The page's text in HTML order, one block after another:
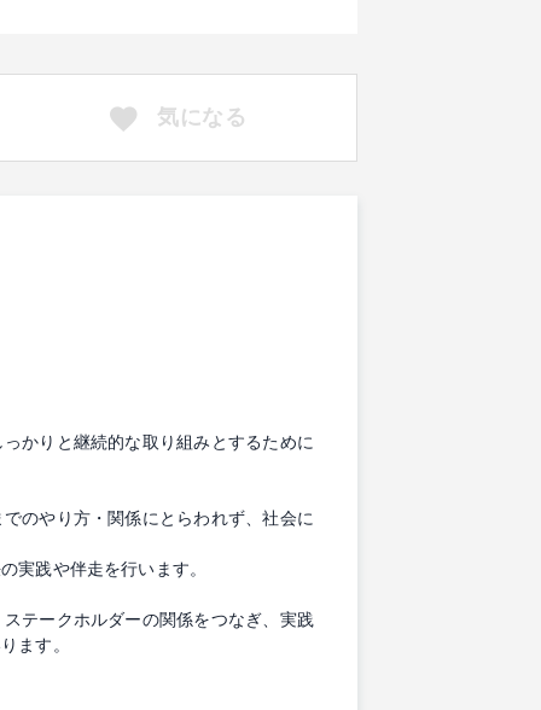
気になる
かりと継続的な取り組みとするために
のやり方・関係にとらわれず、社会に
実践や伴走を行います。
テークホルダーの関係をつなぎ、実践
ます。